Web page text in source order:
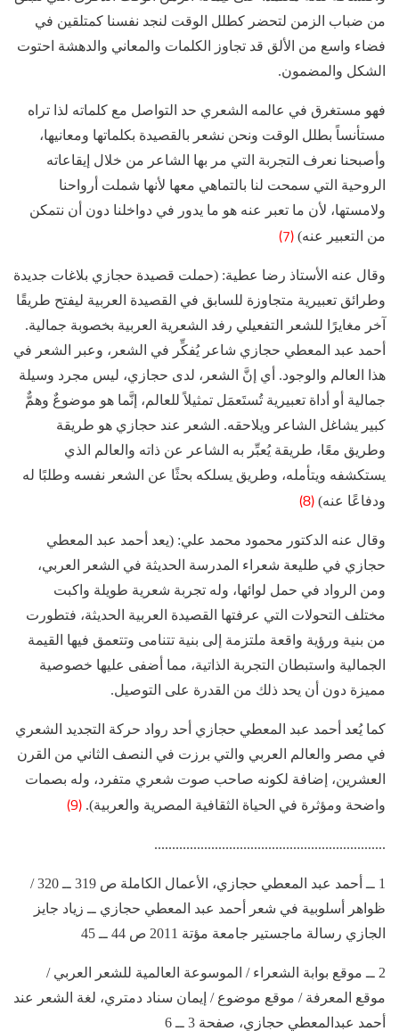
من ضباب الزمن لتحضر كطلل الوقت لنجد نفسنا كمتلقين في
فضاء واسع من الألق قد تجاوز الكلمات والمعاني والدهشة احتوت
الشكل والمضمون.
فهو مستغرق في عالمه الشعري حد التواصل مع كلماته لذا تراه
مستأنساً بطلل الوقت ونحن نشعر بالقصيدة بكلماتها ومعانيها،
وأصبحنا نعرف التجربة التي مر بها الشاعر من خلال إيقاعاته
الروحية التي سمحت لنا بالتماهي معها لأنها شملت أرواحنا
ولامستها، لأن ما تعبر عنه هو ما يدور في دواخلنا دون أن نتمكن
من التعبير عنه) (7)
وقال عنه الأستاذ رضا عطية: (حملت قصيدة حجازي بلاغات جديدة
وطرائق تعبيرية متجاوزة للسابق في القصيدة العربية ليفتح طريقًا
آخر مغايرًا للشعر التفعيلي رفد الشعرية العربية بخصوبة جمالية.
أحمد عبد المعطي حجازي شاعر يُفكِّر في الشعر، وعبر الشعر في
هذا العالم والوجود. أي إنَّ الشعر، لدى حجازي، ليس مجرد وسيلة
جمالية أو أداة تعبيرية تُستَعمَل تمثيلاً للعالم، إنَّما هو موضوعٌ وهمٌّ
كبير يشاغل الشاعر ويلاحقه. الشعر عند حجازي هو طريقة
وطريق معًا، طريقة يُعبِّر به الشاعر عن ذاته والعالم الذي
يستكشفه ويتأمله، وطريق يسلكه بحثًا عن الشعر نفسه وطلبًا له
ودفاعًا عنه) (8)
وقال عنه الدكتور محمود محمد علي: (يعد أحمد عبد المعطي
حجازي في طليعة شعراء المدرسة الحديثة في الشعر العربي،
ومن الرواد في حمل لوائها، وله تجربة شعرية طويلة واكبت
مختلف التحولات التي عرفتها القصيدة العربية الحديثة، فتطورت
من بنية ورؤية واقعة ملتزمة إلى بنية تتنامى وتتعمق فيها القيمة
الجمالية واستبطان التجربة الذاتية، مما أضفى عليها خصوصية
مميزة دون أن يحد ذلك من القدرة على التوصيل.
كما يُعد أحمد عبد المعطي حجازي أحد رواد حركة التجديد الشعري
في مصر والعالم العربي والتي برزت في النصف الثاني من القرن
العشرين، إضافة لكونه صاحب صوت شعري متفرد، وله بصمات
واضحة ومؤثرة في الحياة الثقافية المصرية والعربية). (9)
.................................................................
1 ــ أحمد عبد المعطي حجازي، الأعمال الكاملة ص 319 ــ 320 /
ظواهر أسلوبية في شعر أحمد عبد المعطي حجازي ــ زياد جايز
الجازي رسالة ماجستير جامعة مؤتة 2011 ص 44 ــ 45
2 ــ موقع بوابة الشعراء / الموسوعة العالمية للشعر العربي /
موقع المعرفة / موقع موضوع / إيمان سناد دمتري، لغة الشعر عند
أحمد عبدالمعطي حجازي، صفحة 3 ــ 6